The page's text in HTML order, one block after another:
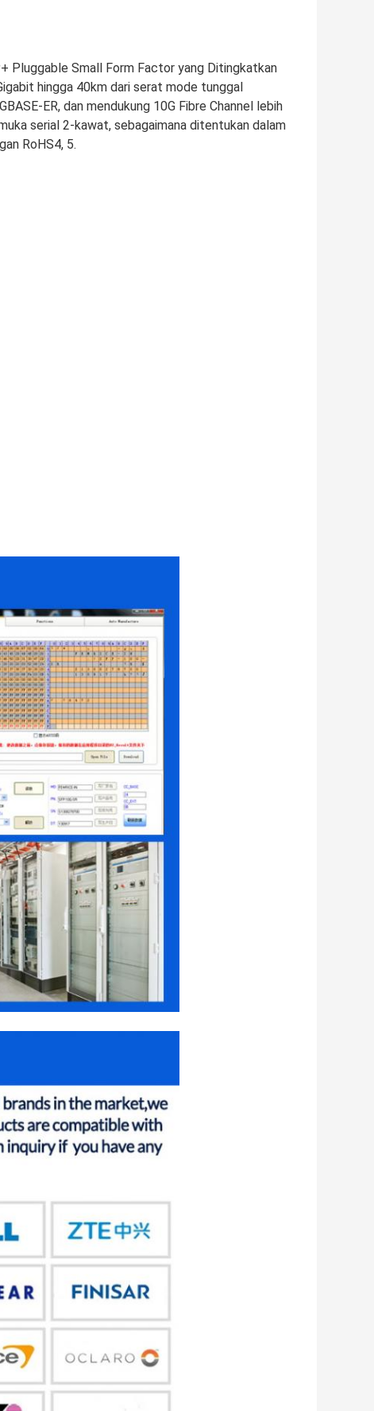
Pluggable Small Form Factor yang Ditingkatkan
hingga 40km dari serat mode tunggal
ER, dan mendukung 10G Fibre Channel lebih
serial 2-kawat, sebagaimana ditentukan dalam
RoHS4, 5.